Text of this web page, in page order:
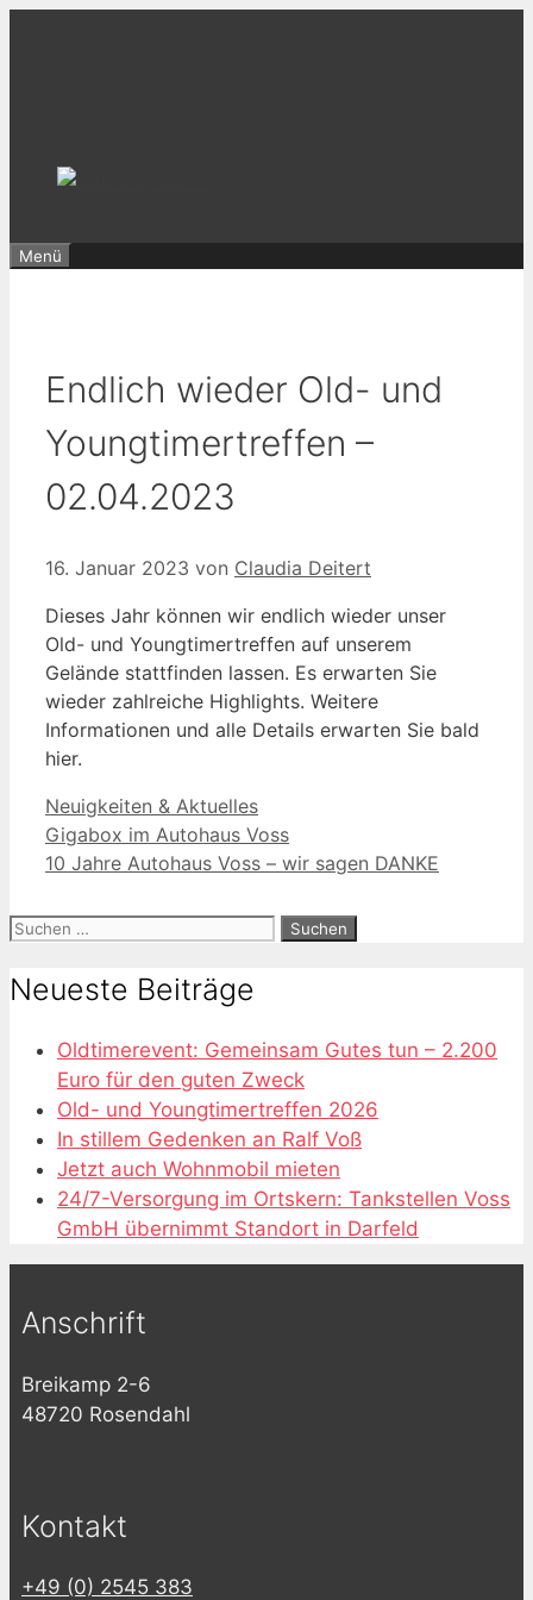
Menü
Endlich wieder Old- und
Youngtimertreffen –
02.04.2023
16. Januar 2023 von Claudia Deitert
Dieses Jahr können wir endlich wieder unser
Old- und Youngtimertreffen auf unserem
Gelände stattfinden lassen. Es erwarten Sie
wieder zahlreiche Highlights. Weitere
Informationen und alle Details erwarten Sie bald
hier.
Kategorien
Neuigkeiten & Aktuelles
Gigabox im Autohaus Voss
10 Jahre Autohaus Voss – wir sagen DANKE
Suchen
Neueste Beiträge
Oldtimerevent: Gemeinsam Gutes tun – 2.200
Euro für den guten Zweck
Old- und Youngtimertreffen 2026
In stillem Gedenken an Ralf Voß
Jetzt auch Wohnmobil mieten
24/7-Versorgung im Ortskern: Tankstellen Voss
GmbH übernimmt Standort in Darfeld
Anschrift
Breikamp 2-6
48720 Rosendahl
Kontakt
+49 (0) 2545 383